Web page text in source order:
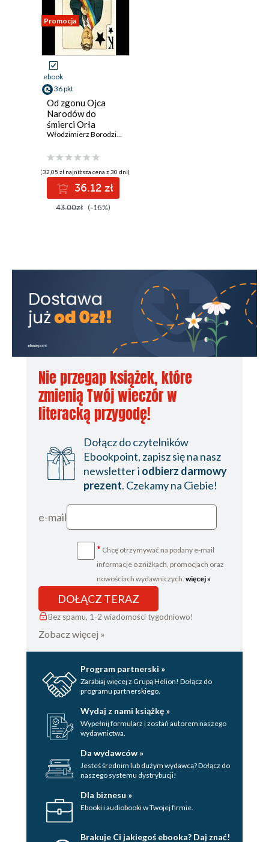
Promocja
ebook
36 pkt
Od zgonu Ojca
Narodów do
śmierci Orła
Karpat
Włodzimierz Borodziej
(32,05 zł najniższa cena z 30 dni)
36.12 zł
43.00zł (-16%)
Nie przegap książek, które
zmienią Twój wieczór w
literacką przygodę!
Dołącz do czytelników
Ebookpoint, zapisz się na nasz
newsletter i odbierz darmowy
prezent. Czekamy na Ciebie!
e-mail
* Chcę otrzymywać na podany e-mail
informacje o zniżkach, promocjach oraz
nowościach wydawniczych. więcej »
DOŁĄCZ TERAZ
Bez spamu, 1-2 wiadomości tygodniowo!
Zobacz więcej »
Program partnerski »
Zarabiaj więcej z Grupą Helion! Dołącz do
programu partnerskiego.
Wydaj z nami książkę »
Wypełnij formularz i zostań autorem naszego
wydawnictwa.
Da wydawców »
Jesteś średnim lub dużym wydawcą? Dołącz do
naszego systemu dystrybucji!
Dla biznesu »
Ebooki i audiobooki w Twojej firmie.
Brakuje Ci jakiegoś ebooka? Daj znać!